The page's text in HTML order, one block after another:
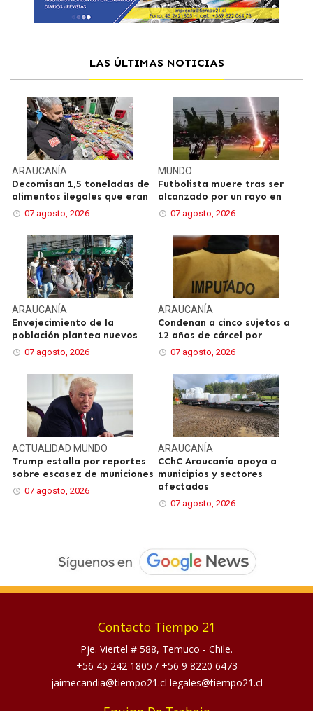
LAS ÚLTIMAS NOTICIAS
ARAUCANÍA
Decomisan 1,5 toneladas de
alimentos ilegales que eran
07 agosto, 2026
MUNDO
Futbolista muere tras ser
alcanzado por un rayo en
07 agosto, 2026
ARAUCANÍA
Envejecimiento de la
población plantea nuevos
07 agosto, 2026
ARAUCANÍA
Condenan a cinco sujetos a
12 años de cárcel por
07 agosto, 2026
ACTUALIDAD MUNDO
Trump estalla por reportes
sobre escasez de municiones
07 agosto, 2026
ARAUCANÍA
CChC Araucanía apoya a
municipios y sectores
afectados
07 agosto, 2026
Contacto Tiempo 21
Pje. Viertel # 588, Temuco - Chile.
+56 45 242 1805 / +56 9 8220 6473
jaimecandia@tiempo21.cl legales@tiempo21.cl